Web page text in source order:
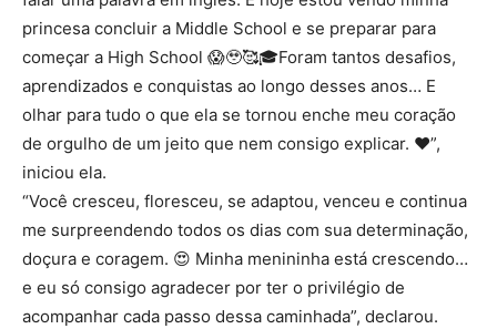
princesa concluir a Middle School e se preparar para
começar a High School 😱🥹🥰🎓Foram tantos desafios,
aprendizados e conquistas ao longo desses anos… E
olhar para tudo o que ela se tornou enche meu coração
de orgulho de um jeito que nem consigo explicar. ❤️”,
iniciou ela.
“Você cresceu, floresceu, se adaptou, venceu e continua
me surpreendendo todos os dias com sua determinação,
doçura e coragem. 😍 Minha menininha está crescendo…
e eu só consigo agradecer por ter o privilégio de
acompanhar cada passo dessa caminhada”, declarou.